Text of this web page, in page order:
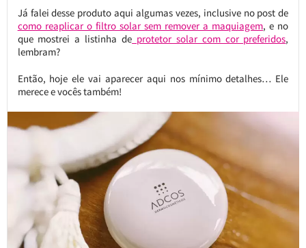
Já falei desse produto aqui algumas vezes, inclusive no post de
como reaplicar o filtro solar sem remover a maquiagem, e no
que mostrei a listinha de protetor solar com cor preferidos,
lembram?
Então, hoje ele vai aparecer aqui nos mínimo detalhes… Ele
merece e vocês também!